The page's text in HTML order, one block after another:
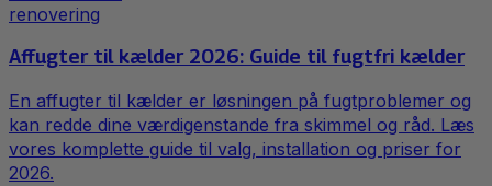
renovering
Affugter til kælder 2026: Guide til fugtfri kælder
En affugter til kælder er løsningen på fugtproblemer og
kan redde dine værdigenstande fra skimmel og råd. Læs
vores komplette guide til valg, installation og priser for
2026.